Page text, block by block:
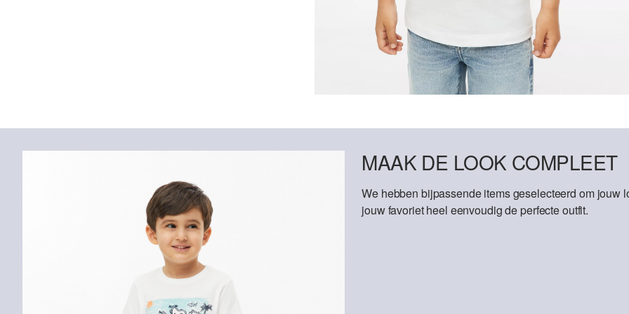
MAAK DE LOOK COMPLEET
We hebben bijpassende items geselecteerd om jouw
jouw favoriet heel eenvoudig de perfecte outfit.